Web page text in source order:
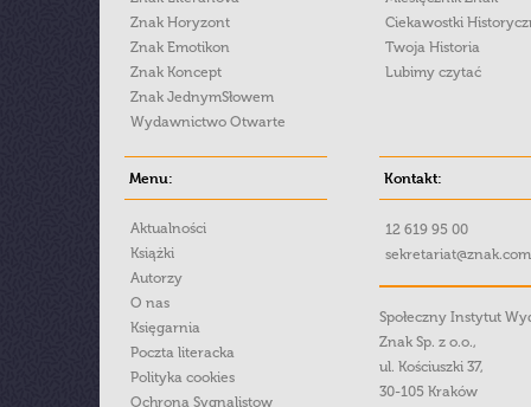
Znak Horyzont
Znak Emotikon
Znak Koncept
Znak JednymSłowem
Wydawnictwo Otwarte
Ciekawostki
Twoja Historia
Lubimy czytać
Menu:
Aktualności
Książki
Autorzy
O nas
Księgarnia
Poczta literacka
Polityka cookies
Ochrona Sygnalistow
Kontakt:
12 619 95 00
Społeczny Instytut
Znak Sp. z o.o.,
ul. Kościuszki 37,
30-105 Kraków